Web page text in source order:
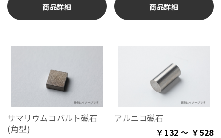
商品詳細 商品詳細
サマリウムコバルト磁石
(角型)
アルニコ磁石
￥132 ～ ￥528